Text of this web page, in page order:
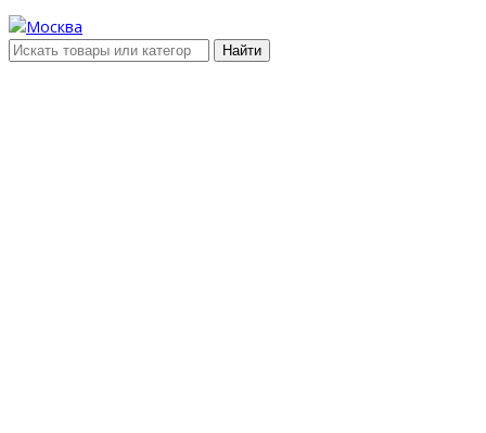
Найти